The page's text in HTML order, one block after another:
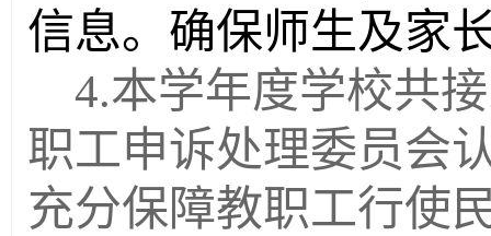
信息。确保师生及家
4.本学年度学校共
职工申诉处理委员会
充分保障教职工行使